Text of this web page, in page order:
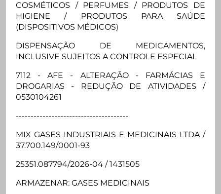
COSMÉTICOS / PERFUMES / PRODUTOS DE
HIGIENE / PRODUTOS PARA SAÚDE
(DISPOSITIVOS MÉDICOS)
DISPENSAÇÃO DE MEDICAMENTOS,
INCLUSIVE SUJEITOS A CONTROLE ESPECIAL
7112 - AFE - ALTERAÇÃO - FARMÁCIAS E
DROGARIAS - REDUÇÃO DE ATIVIDADES /
0530104261
--------------------------------------
MIX GASES INDUSTRIAIS E MEDICINAIS LTDA /
37.700.149/0001-93
25351.087794/2026-04 / 1431505
ARMAZENAR: GASES MEDICINAIS